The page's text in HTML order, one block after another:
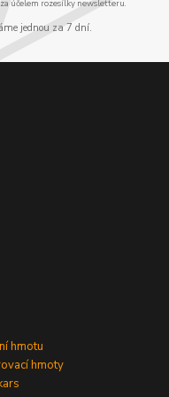
účelem rozesílky newsletteru.
jednou za 7 dní.
hmotu
hmoty